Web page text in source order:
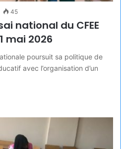
45
national du CFEE
mai 2026
poursuit sa politique de
avec l’organisation d’un